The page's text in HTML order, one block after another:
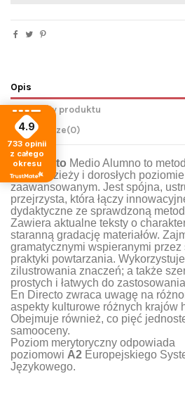
Opis
Szczegóły produktu
Komentarze(0)
En Directo Medio Alumno to
dla młodzieży i dorosłych
zaawansowanym. Jest spójna,
przejrzysta, która łączy
dydaktyczne ze sprawdzoną
Zawiera aktualne teksty o
staranną gradację materiałów.
gramatycznymi wspieranymi
praktyki powtarzania.
zilustrowania znaczeń; a także
prostych i łatwych do
En Directo zwraca uwagę na
aspekty kulturowe różnych krajów
Obejmuje również, co pięć
samooceny.
Poziom merytoryczny odpowiada
poziomowi A2 Europejskiego
Językowego.
4.9
733 opinii
z całego
okresu